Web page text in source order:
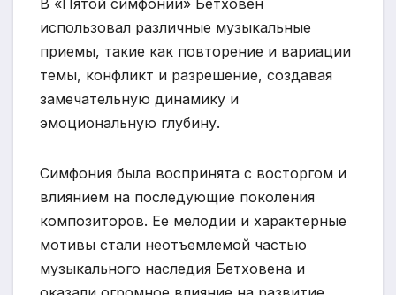
В «Пятой симфонии» Бетховен
использовал различные музыкальные
приемы, такие как повторение и вариации
темы, конфликт и разрешение, создавая
замечательную динамику и
эмоциональную глубину.
Симфония была воспринята с восторгом и
влиянием на последующие поколения
композиторов. Ее мелодии и характерные
мотивы стали неотъемлемой частью
музыкального наследия Бетховена и